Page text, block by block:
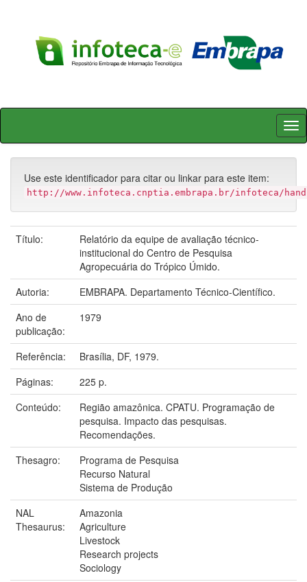
Skip
Use este identificador para citar ou linkar para este item:
http://www.infoteca.cnptia.embrapa.br/infoteca/
Título:
Relatório da equipe de avaliação técnico-
institucional do Centro de Pesquisa
Agropecuária do Trópico Úmido.
Autoria:
EMBRAPA. Departamento Técnico-Científico.
Ano de
publicação:
1979
Referência:
Brasília, DF, 1979.
Páginas:
225 p.
Conteúdo:
Região amazônica. CPATU. Programação de
pesquisa. Impacto das pesquisas.
Recomendações.
Thesagro:
Programa de Pesquisa
Recurso Natural
Sistema de Produção
NAL
Thesaurus:
Amazonia
Agriculture
Livestock
Research projects
Sociology